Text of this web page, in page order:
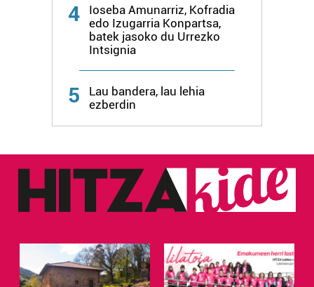
4
Ioseba Amunarriz, Kofradia
edo Izugarria Konpartsa,
batek jasoko du Urrezko
Intsignia
5
Lau bandera, lau lehia
ezberdin